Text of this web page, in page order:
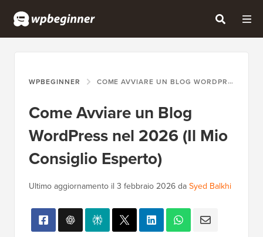
WPBEGINNER COME AVVIARE UN BLOG WORDPRESS NEL 2026 (IL MIO CONSIGLIO ESPERTO)
Come Avviare un Blog
WordPress nel 2026 (Il Mio
Consiglio Esperto)
Ultimo aggiornamento il 3 febbraio 2026daSyed Balkhi